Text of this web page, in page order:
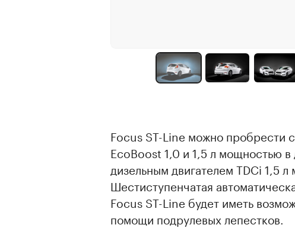
Focus ST-Line можно пробрести
EcoBoost 1,0 и 1,5 л мощностью в
дизельным двигателем TDCi 1,5
Шестиступенчатая
Focus ST-Line будет иметь
помощи подрулевых лепестков.